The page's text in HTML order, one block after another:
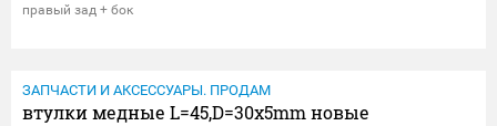
правый зад + бок
ЗАПЧАСТИ И АКСЕССУАРЫ. ПРОДАМ
втулки медные L=45,D=30x5mm новые